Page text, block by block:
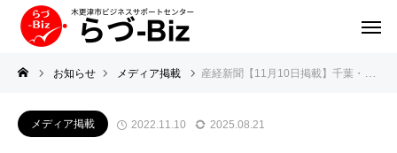
お知らせ メディア掲載 産経新聞【11月10日掲載】千葉・木更津産カキ出荷へ 新ブランド「月夜牡蠣」に期待
メディア掲載 2022.11.10 2025.08.21